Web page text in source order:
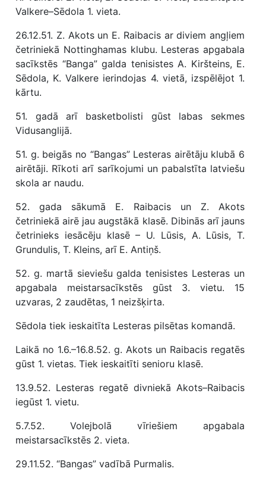
Valkere–Sēdola 1. vieta.
26.12.51. Z. Akots un E. Raibacis ar diviem angļiem
četriniekā Nottinghamas klubu. Lesteras apgabala
sacīkstēs “Banga” galda tenisistes A. Kiršteins, E.
Sēdola, K. Valkere ierindojas 4. vietā, izspēlējot 1.
kārtu.
51. gadā arī basketbolisti gūst labas sekmes
Vidusanglijā.
51. g. beigās no “Bangas” Lesteras airētāju klubā 6
airētāji. Rīkoti arī sarīkojumi un pabalstīta latviešu
skola ar naudu.
52. gada sākumā E. Raibacis un Z. Akots
četriniekā airē jau augstākā klasē. Dibinās arī jauns
četrinieks iesācēju klasē – U. Lūsis, A. Lūsis, T.
Grundulis, T. Kleins, arī E. Antiņš.
52. g. martā sieviešu galda tenisistes Lesteras un
apgabala meistarsacīkstēs gūst 3. vietu. 15
uzvaras, 2 zaudētas, 1 neizšķirta.
Sēdola tiek ieskaitīta Lesteras pilsētas komandā.
Laikā no 1.6.–16.8.52. g. Akots un Raibacis regatēs
gūst 1. vietas. Tiek ieskaitīti senioru klasē.
13.9.52. Lesteras regatē divniekā Akots–Raibacis
iegūst 1. vietu.
5.7.52. Volejbolā vīriešiem apgabala
meistarsacīkstēs 2. vieta.
29.11.52. “Bangas” vadībā Purmalis.